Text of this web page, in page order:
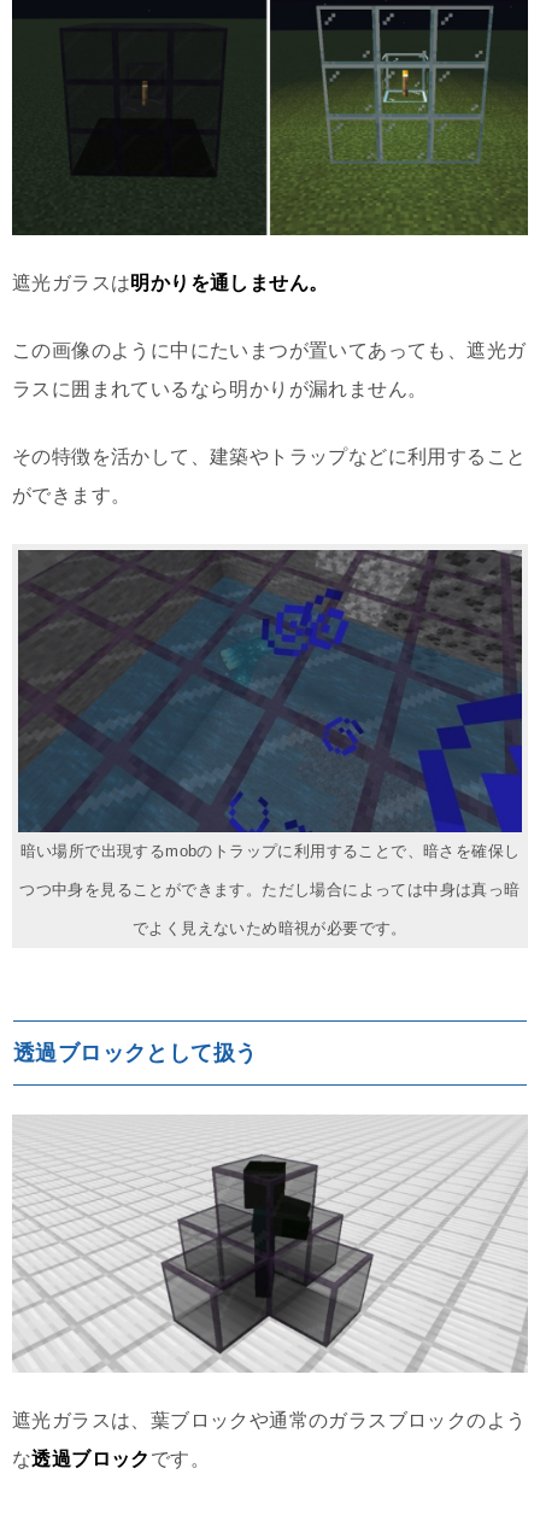
遮光ガラスは明かりを通しません。
この画像のように中にたいまつが置いてあっても、遮光ガ
ラスに囲まれているなら明かりが漏れません。
その特徴を活かして、建築やトラップなどに利用すること
ができます。
暗い場所で出現するmobのトラップに利用することで、暗さを確保し
つつ中身を見ることができます。ただし場合によっては中身は真っ暗
でよく見えないため暗視が必要です。
透過ブロックとして扱う
遮光ガラスは、葉ブロックや通常のガラスブロックのよう
な透過ブロック です。